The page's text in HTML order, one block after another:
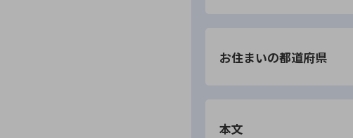
お住まいの都道府県
本文